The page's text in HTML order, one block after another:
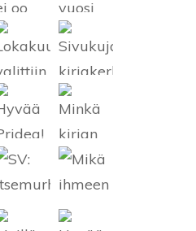
SATEENKAARIKIRJALLISUUS